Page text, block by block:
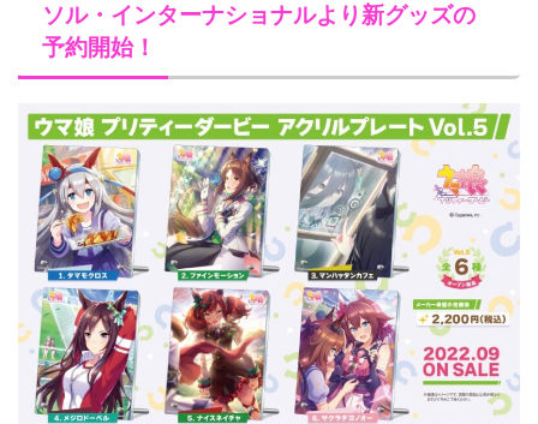
ソル・インターナショナルより新グッズの
予約開始！